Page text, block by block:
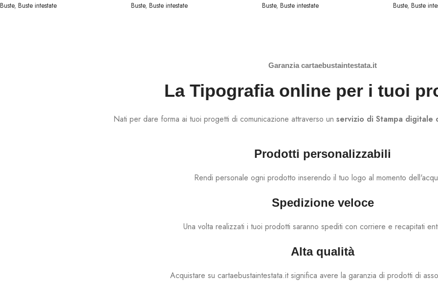
Buste, Buste intestate Buste, Buste intestate Buste, Buste intestate Buste, Buste
Garanzia cartaebustaintestata.it
La Tipografia online per i tuoi
Nati per dare forma ai tuoi progetti di comunicazione attraverso un servizio di Stampa digitale
Prodotti personalizzabili
Rendi personale ogni prodotto inserendo il tuo logo al momento
Spedizione veloce
Una volta realizzati i tuoi prodotti saranno spediti con corriere e recapitati
Alta qualità
Acquistare su cartaebustaintestata.it significa avere la garanzia di prodotti di